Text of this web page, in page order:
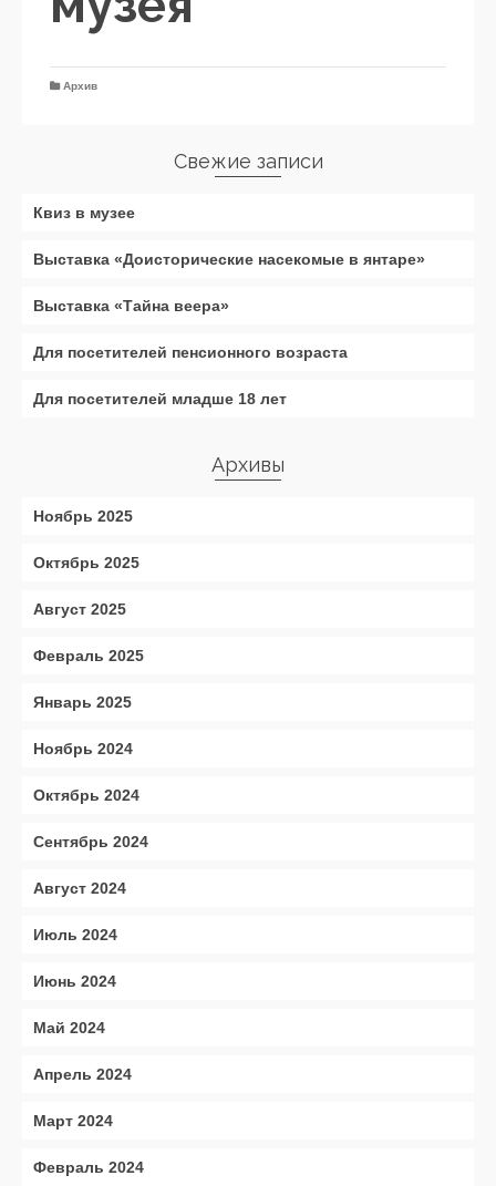
Архив
Свежие записи
Квиз в музее
Выставка «Доисторические насекомые в янтаре»
Выставка «Тайна веера»
Для посетителей пенсионного возраста
Для посетителей младше 18 лет
Архивы
Ноябрь 2025
Октябрь 2025
Август 2025
Февраль 2025
Январь 2025
Ноябрь 2024
Октябрь 2024
Сентябрь 2024
Август 2024
Июль 2024
Июнь 2024
Май 2024
Апрель 2024
Март 2024
Февраль 2024